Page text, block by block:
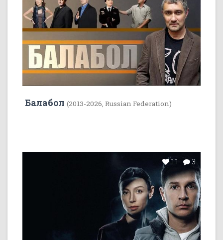
Балабол (2013-2026, Russian Federation)
11 3